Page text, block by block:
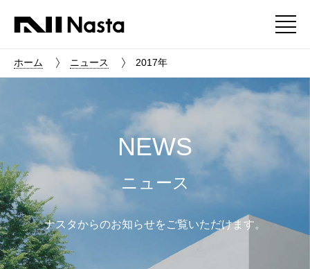
ホーム ニュース 2017年
NEWS
ニュース
ナスタからのお知らせをご覧いただけます。